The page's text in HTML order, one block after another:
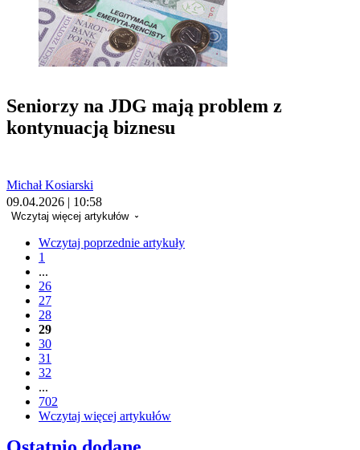
Seniorzy na JDG mają problem z
kontynuacją biznesu
Michał Kosiarski
09.04.2026 | 10:58
Wczytaj więcej artykułów
Wczytaj poprzednie artykuły
1
...
26
27
28
29
30
31
32
...
702
Wczytaj więcej artykułów